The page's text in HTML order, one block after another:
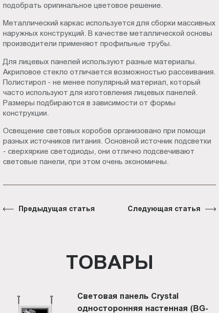
подобрать оригинальное цветовое решение.
Металлический каркас используется для сборки массивных
наружных конструкций. В качестве металлической основы
производители применяют профильные трубы.
Для лицевых панелей используют разные материалы.
Акриловое стекло отличается возможностью рассеивания.
Полистирол - не менее популярный материал, который
часто используют для изготовления лицевых панелей.
Размеры подбираются в зависимости от формы
конструкции.
Освещение световых коробов организовано при помощи
разных источников питания. Основной источник подсветки
- сверхяркие светодиоды, они отлично подсвечивают
световые панели, при этом очень экономичны.
Предыдущая статья Следующая статья
ТОВАРЫ
Световая панель Crystal
односторонняя настенная (BG-